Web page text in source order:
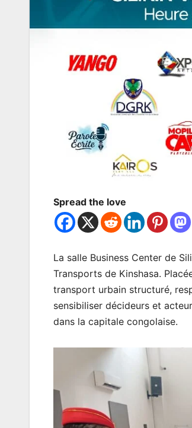
Spread the love
La salle Business Center de
Transports de Kinshasa.
transport urbain structuré,
sensibiliser décideurs et
dans la capitale congolaise.